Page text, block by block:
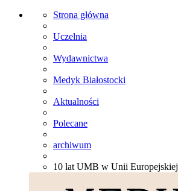
Strona główna
Uczelnia
Wydawnictwa
Medyk Białostocki
Aktualności
Polecane
archiwum
10 lat UMB w Unii Europejskiej